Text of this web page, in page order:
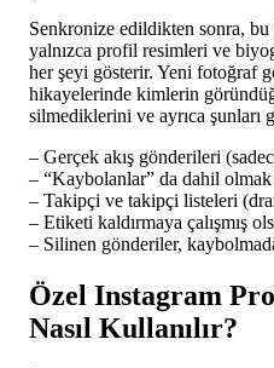
Senkronize edildikten sonra,
yalnızca profil resimleri ve
her şeyi gösterir. Yeni fotoğraf
hikayelerinde kimlerin
silmediklerini ve ayrıca şunları
– Gerçek akış gönderileri
– “Kaybolanlar” da dahil
– Takipçi ve takipçi listeleri
– Etiketi kaldırmaya çalışmış
– Silinen gönderiler,
Özel Instagram
Nasıl Kullanılır?